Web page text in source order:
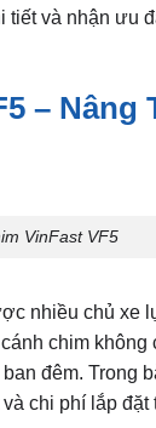
và nhận ưu
– Nâng
VinFast VF5
nhiều chủ xe
chim
đêm. Trong
chi phí lắp đặt